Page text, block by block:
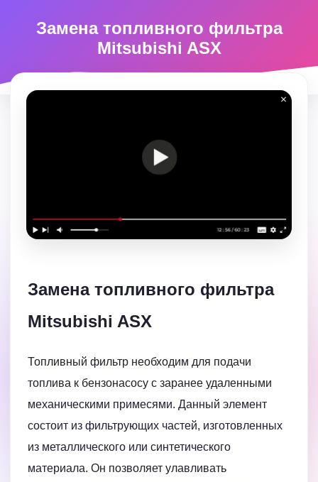
Замена топливного фильтра
Mitsubishi ASX
Замена топливного фильтра
Mitsubishi ASX
Топливный фильтр необходим для подачи
топлива к бензонасосу с заранее удаленными
механическими примесями. Данный элемент
состоит из фильтрующих частей, изготовленных
из металлического или синтетического
материала. Он позволяет улавливать